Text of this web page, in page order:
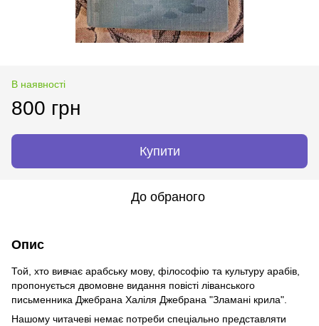
В наявності
800 грн
Купити
До обраного
Опис
Той, хто вивчає арабську мову, філософію та культуру арабів,
пропонується двомовне видання повісті ліванського
письменника Джебрана Халіля Джебрана "Зламані крила".
Нашому читачеві немає потреби спеціально представляти